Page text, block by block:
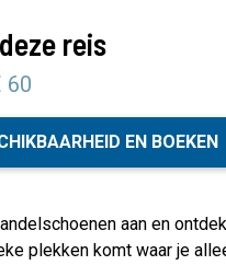
reis
60
EN BOEKEN
aan en
plekken komt waar je